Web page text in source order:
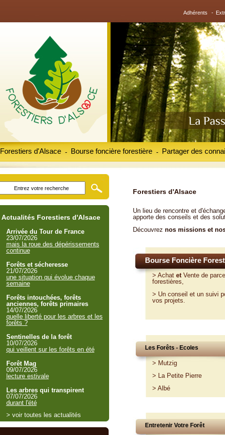
Adhérents -
Forestiers d'Alsace Bourse foncière forestière
- Partager des
-
Forestiers d'Alsace
Un lieu de rencontre et
apporte des conseils et des
Découvrez nos missions et
Bourse Foncière
> Achatet Ventede
forestières,
> Un conseil et un suivi
vos projets.
Les Forêts - Ecoles
> Mutzig
> La Petite Pierre
> Albé
Entretenir Votre Forêt
Actualités Forestiers d'Alsace
Arrivée du Tour de France
23/07/2026
mais la roue des dépérissements
continue
Forêts et sécheresse
21/07/2026
une situation qui évolue chaque
semaine
Forêts intouchées, forêts
anciennes, forêts primaires
14/07/2026
quelle liberté pour les arbres et les
forêts ?
Sentinelles de la forêt
10/07/2026
qui veillent sur les forêts en été
Forêt Mag
09/07/2026
lecture estivale
Les arbres qui transpirent
07/07/2026
durant l'été
> voir toutes les actualités